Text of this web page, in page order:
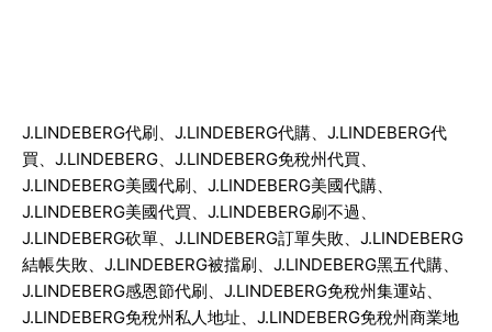
J.LINDEBERG代刷、 J.LINDEBERG代購、 J.LINDEBERG代
買、 J.LINDEBERG、 J.LINDEBERG免稅州代買、
J.LINDEBERG美國代刷、 J.LINDEBERG美國代購、
J.LINDEBERG美國代買、 J.LINDEBERG刷不過、
J.LINDEBERG砍單、 J.LINDEBERG訂單失敗、 J.LINDEBERG
結帳失敗、 J.LINDEBERG被擋刷、 J.LINDEBERG黑五代購、
J.LINDEBERG感恩節代刷、 J.LINDEBERG免稅州集運站、
J.LINDEBERG免稅州私人地址、 J.LINDEBERG免稅州商業地